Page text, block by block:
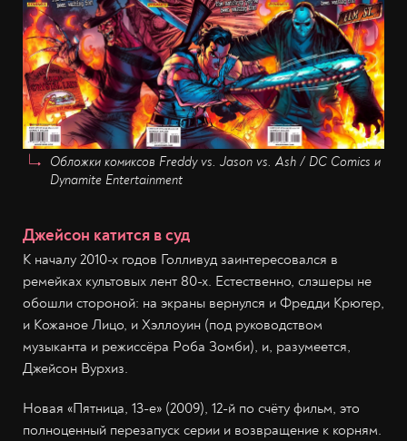
Обложки комиксов Freddy vs. Jason vs. Ash / DC Comics и
Dynamite Entertainment
Джейсон катится в суд
К началу 2010-х годов Голливуд заинтересовался в
ремейках культовых лент 80-х. Естественно, слэшеры не
обошли стороной: на экраны вернулся и Фредди Крюгер,
и Кожаное Лицо, и Хэллоуин (под руководством
музыканта и режиссёра Роба Зомби), и, разумеется,
Джейсон Вурхиз.
Новая «Пятница, 13-е» (2009), 12-й по счёту фильм, это
полноценный перезапуск серии и возвращение к корням.